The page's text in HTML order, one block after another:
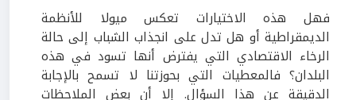
فهل هذه الاختيارات تعكس ميولا للأنظمة
الديمقراطية أو هل تدل على انجذاب الشباب إلى حالة
الرخاء الاقتصادي التي يفترض أنها تسود في هذه
البلدان؟ فالمعطيات التي بحوزتنا لا تسمح بالإجابة
الدقيقة عن هذا السؤال. إلا أن بعض الملاحظات